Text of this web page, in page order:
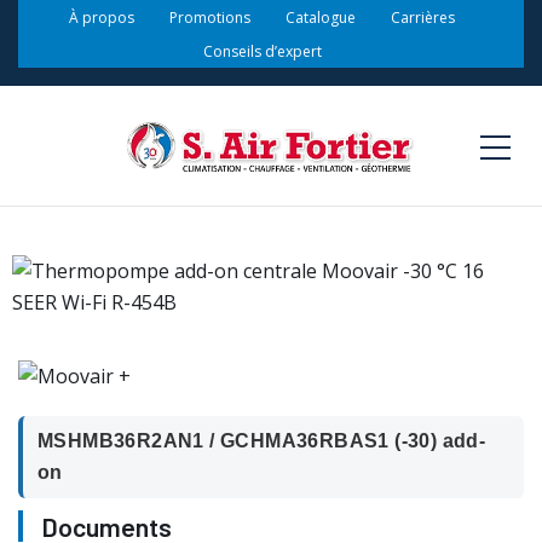
À propos Promotions Catalogue
Carrières
Conseils d’expert
MSHMB36R2AN1 / GCHMA36RBAS1 (-30) add-
on
Documents